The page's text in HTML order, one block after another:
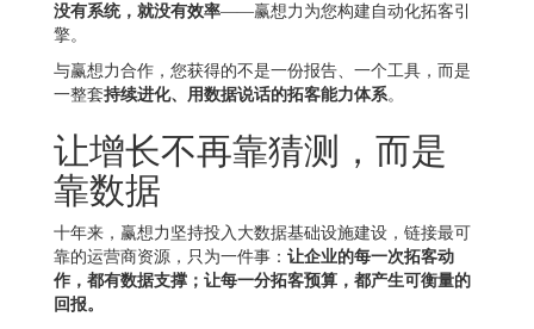
没有系统，就没有效率——赢想力为您构建自动化拓客引
擎。
与赢想力合作，您获得的不是一份报告、一个工具，而是
一整套持续进化、用数据说话的拓客能力体系。
让增长不再靠猜测，而是
靠数据
十年来，赢想力坚持投入大数据基础设施建设，链接最可
靠的运营商资源，只为一件事： 让企业的每一次拓客动
作，都有数据支撑；让每一分拓客预算，都产生可衡量的
回报。